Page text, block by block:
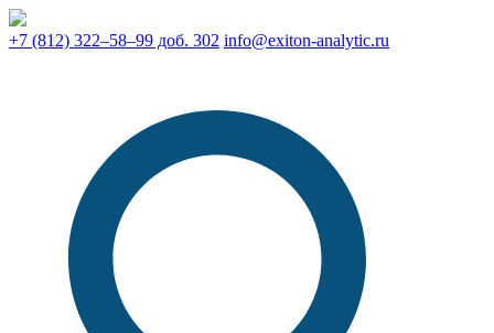
+7 (812) 322–58–99 доб. 302 info@exiton-analytic.ru